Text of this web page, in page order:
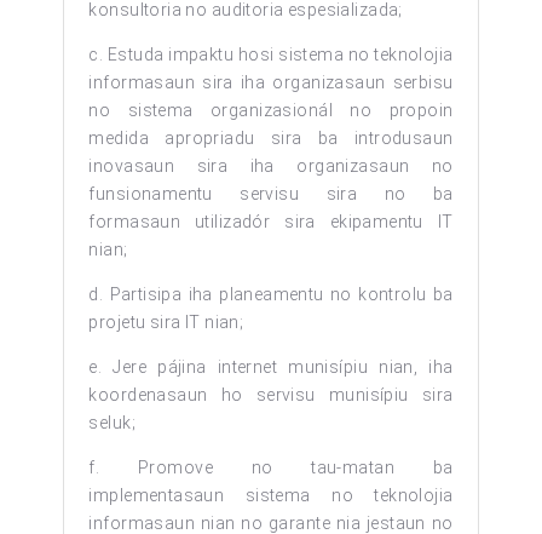
konsultoria no auditoria espesializada;
c. Estuda impaktu hosi sistema no teknolojia
informasaun sira iha organizasaun serbisu
no sistema organizasionál no propoin
medida apropriadu sira ba introdusaun
inovasaun sira iha organizasaun no
funsionamentu servisu sira no ba
formasaun utilizadór sira ekipamentu IT
nian;
d. Partisipa iha planeamentu no kontrolu ba
projetu sira IT nian;
e. Jere pájina internet munisípiu nian, iha
koordenasaun ho servisu munisípiu sira
seluk;
f. Promove no tau-matan ba
implementasaun sistema no teknolojia
informasaun nian no garante nia jestaun no